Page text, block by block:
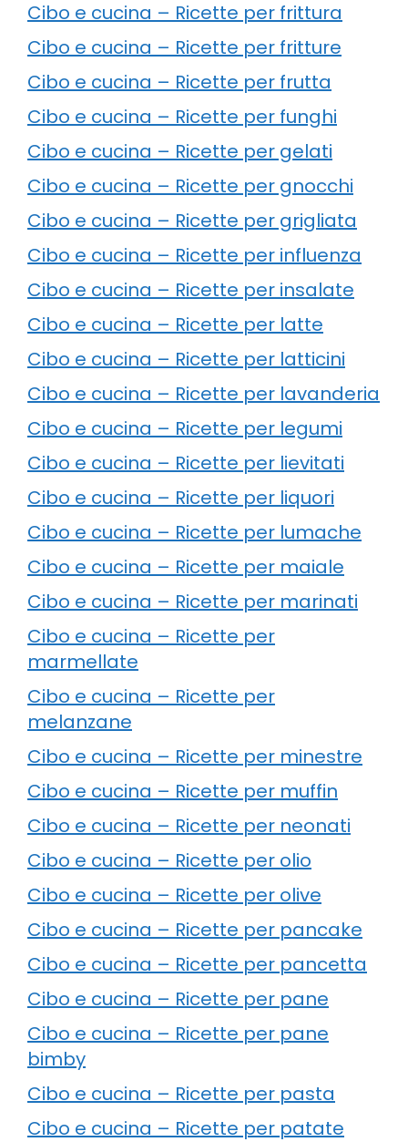
Cibo e cucina – Ricette per frittura
Cibo e cucina – Ricette per fritture
Cibo e cucina – Ricette per frutta
Cibo e cucina – Ricette per funghi
Cibo e cucina – Ricette per gelati
Cibo e cucina – Ricette per gnocchi
Cibo e cucina – Ricette per grigliata
Cibo e cucina – Ricette per influenza
Cibo e cucina – Ricette per insalate
Cibo e cucina – Ricette per latte
Cibo e cucina – Ricette per latticini
Cibo e cucina – Ricette per lavanderia
Cibo e cucina – Ricette per legumi
Cibo e cucina – Ricette per lievitati
Cibo e cucina – Ricette per liquori
Cibo e cucina – Ricette per lumache
Cibo e cucina – Ricette per maiale
Cibo e cucina – Ricette per marinati
Cibo e cucina – Ricette per
marmellate
Cibo e cucina – Ricette per
melanzane
Cibo e cucina – Ricette per minestre
Cibo e cucina – Ricette per muffin
Cibo e cucina – Ricette per neonati
Cibo e cucina – Ricette per olio
Cibo e cucina – Ricette per olive
Cibo e cucina – Ricette per pancake
Cibo e cucina – Ricette per pancetta
Cibo e cucina – Ricette per pane
Cibo e cucina – Ricette per pane
bimby
Cibo e cucina – Ricette per pasta
Cibo e cucina – Ricette per patate